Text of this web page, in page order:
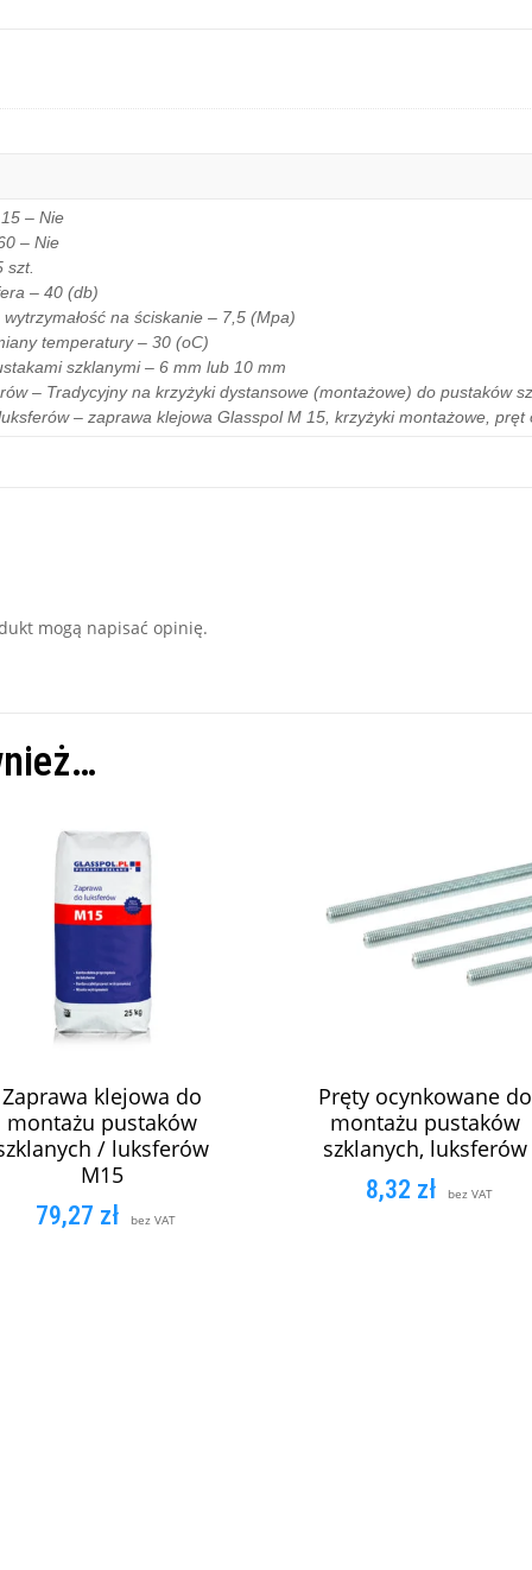
– Nie
– Nie
szt.
– 40 (db)
na ściskanie – 7,5 (Mpa)
temperatury – 30 (oC)
szklanymi – 6 mm lub 10 mm
– Tradycyjny na krzyżyki dystansowe (montażowe) do pustaków
– zaprawa klejowa Glasspol M 15, krzyżyki montażowe, pręt
mogą napisać opinię.
Zaprawa klejowa do
montażu pustaków
/ luksferów
M15
79,27 zł bez VAT
Pręty ocynkowane do
montażu pustaków
szklanych, luksferów
8,32 zł bez VAT